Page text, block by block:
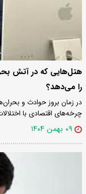
هتل‌هایی که در آتش
را می‌دهد؟
در زمان بروز حوادث و
چرخه‌های اقتصادی با
۰۹ بهمن ۱۴۰۴